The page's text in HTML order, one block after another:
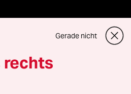
GmbH
Gerade nicht
rechts